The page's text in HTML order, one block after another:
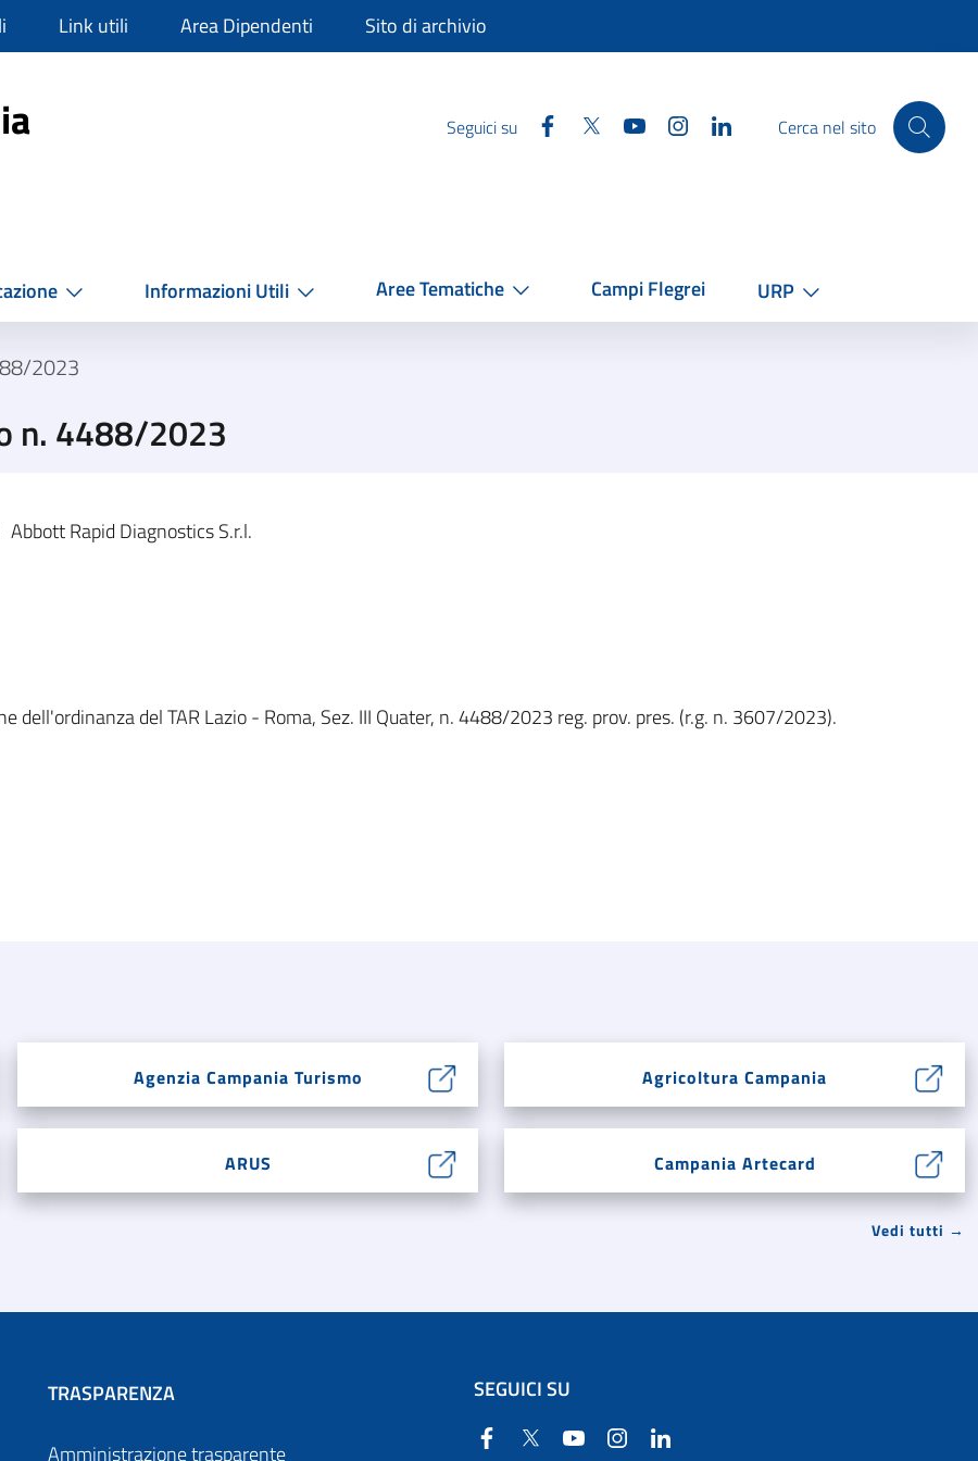
Link utili Area Dipendenti Sito di archivio
Seguici su Facebook
Twitter YouTube InstagramLinkedinCerca nel sito
Informazioni Utili Aree Tematiche Campi Flegrei URP
2023
n. 4488/2023
Rapid Diagnostics S.r.l.
dell'ordinanza del TAR Lazio - Roma, Sez. III Quater, n. 4488/2023 reg. prov. pres. (r.g. n. 3607/2023).
Agenzia Campania Turismo Agricoltura Campania
ARUS Campania Artecard
Vedi tutti →
TRASPARENZA
Amministrazione trasparente
SEGUICI SU
Facebook
Twitter YouTube Instagram